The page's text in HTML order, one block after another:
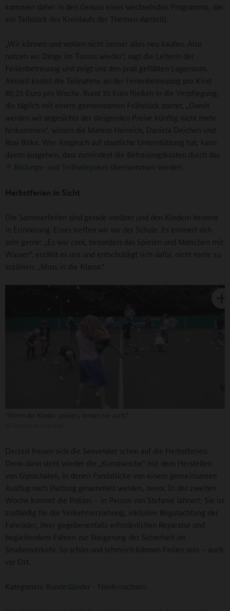
kommen daher in den Genuss eines wechselnden Programms, das
ein Teilstück des Kreislaufs der Themen darstellt.
„Wir können und wollen nicht immer alles neu kaufen. Also
nutzen wir Dinge im Turnus wieder“, sagt die Leiterin der
Ferienbetreuung und zeigt uns den prall gefüllten Lagerraum.
Aktuell kostet die Teilnahme an der Ferienbetreuung pro Kind
80,25 Euro pro Woche. Rund 30 Euro fließen in die Verpflegung,
die täglich mit einem gemeinsamen Frühstück startet. „Damit
werden wir angesichts der steigenden Preise künftig nicht mehr
hinkommen“, wissen die Markus Heinrich, Daniela Deichen und
Rosi Birke. Wer Anspruch auf staatliche Unterstützung hat, kann
davon ausgehen, dass zumindest die Betreuungskosten durch das
Bildungs- und Teilhabepaket übernommen werden.
Herbstferien in Sicht
Die Sommerferien sind gerade vorüber und den Kindern bestens
in Erinnerung. Eines treffen wir vor der Schule. Es erinnert sich
sehr gerne: „Es war cool, besonders das Spielen und Matschen mit
Wasser“, erzählt es uns und entschuldigt sich dafür, nicht mehr zu
erzählen: „Muss in die Klasse.“
Derzeit freuen sich die Seevetaler schon auf die Herbstferien.
Denn dann steht wieder die „Kunstwoche“ mit dem Herstellen
von Gipsschalen, in denen Fundstücke von einem gemeinsamen
Ausflug nach Harburg gesammelt werden, bevor. In der zweiten
Woche kommt die Polizei – in Person von Stefanie Jahnert: Sie ist
zuständig für die Verkehrserziehung, inklusive Begutachtung der
Fahrräder, ihrer gegebenenfalls erforderlichen Reparatur und
begleitendem Fahren zur Steigerung der Sicherheit im
Straßenverkehr. So schön und lehrreich können Ferien sein – auch
vor Ort.
Kategorien: Bundesländer - Niedersachsen